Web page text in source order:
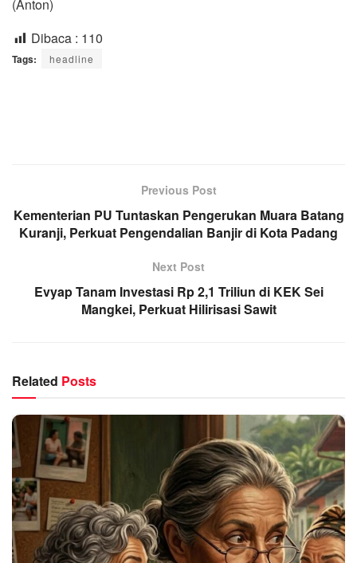
(Anton)
Dibaca : 110
Tags: headline
Previous Post
Kementerian PU Tuntaskan Pengerukan Muara Batang
Kuranji, Perkuat Pengendalian Banjir di Kota Padang
Next Post
Evyap Tanam Investasi Rp 2,1 Triliun di KEK Sei
Mangkei, Perkuat Hilirisasi Sawit
Related Posts